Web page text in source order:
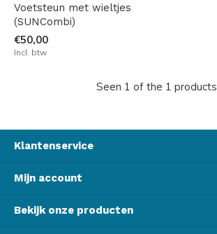
Voetsteun met wieltjes
(SUNCombi)
€50,00
Incl. btw
Seen 1 of the 1 products
Klantenservice
Mijn account
Bekijk onze producten